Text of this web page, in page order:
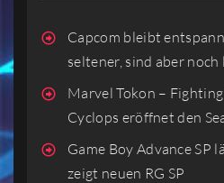
Capcom bleibt
seltener, sind aber
Marvel Tokon –
Cyclops eröffnet den
Game Boy Advance SP
zeigt neuen RG SP